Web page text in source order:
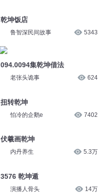
乾坤饭店
鲁智深民间故事 5343
094.0094集乾坤借法
老张头诡事 624
扭转乾坤
怕冷的企鹅e 7402
伏羲画乾坤
内丹养生 5.3万
3576 乾坤遁
演播人骨头 14万